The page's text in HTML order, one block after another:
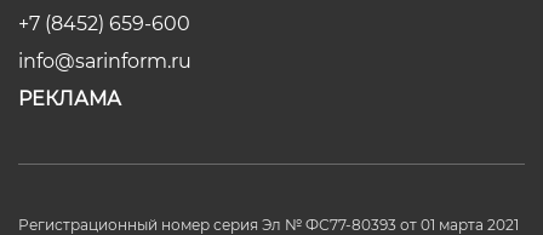
+7 (8452) 659-600
info@sarinform.ru
РЕКЛАМА
Регистрационный номер серия Эл № ФС77-80393 от 01 марта 2021